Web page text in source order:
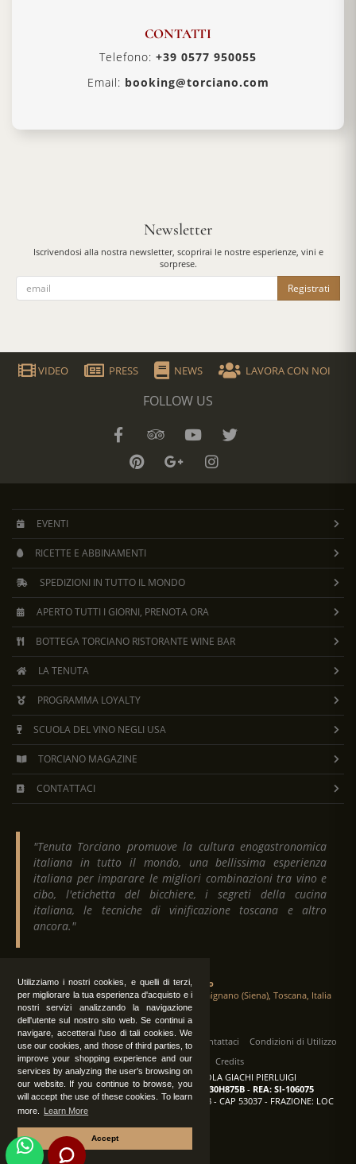
Utilizziamo i nostri cookies, e quelli di terzi,
per migliorare la tua esperienza d'acquisto e i
nostri servizi analizzando la navigazione
dell'utente sul nostro sito web. Se continui a
navigare, accetterai l'uso di tali cookies. We
use our cookies, and those of third parties, to
improve your shopping experience and our
services by analyzing the user's browsing on
our website. If you continue to browse, you
will accept the use of these cookies. To learn
more.
Learn More
Accept
CONTATTI
Telefono: +39 0577 950055
Email: booking@torciano.com
Newsletter
Iscrivendosi alla nostra newsletter, scoprirai le nostre esperienze, vini e
sorprese.
Registrati
VIDEO PRESS NEWS LAVORA CON NOI
FOLLOW US
EVENTI
RICETTE E ABBINAMENTI
SPEDIZIONI IN TUTTO IL MONDO
APERTO TUTTI I GIORNI, PRENOTA ORA
BOTTEGA TORCIANO RISTORANTE WINE BAR
LA TENUTA
PROGRAMMA LOYALTY
SCUOLA DEL VINO NEGLI USA
TORCIANO MAGAZINE
CONTATTACI
"Tenuta Torciano promuove la cultura enogastronomica
italiana in tutto il mondo, una bellissima esperienza
italiana per imparare le migliori combinazioni tra vino e
cibo, l'etichetta del bicchiere, i segreti della cucina
italiana, le tecniche di vinificazione toscana e altro
ancora."
Tenuta Torciano
Via Crocetta 16, Loc. Ulignano 53037 San Gimignano (Siena), Toscana, Italia
Tutti i diritti sono riservati | Operatori Contattaci
Condizioni di Utilizzo
Privacy
Albo Fornitori
Credits
TENUTA TORCIANO AZIENDA AGRICOLA GIACHI PIERLUIGI
P.IVA: IT00375840527 -C.F.: GCHPLG62C30H875B- REA: SI-106075
Sede: SAN GIMIGNANO (SI) - VIA CROCETTA 18 - CAP 53037 - FRAZIONE: LOC